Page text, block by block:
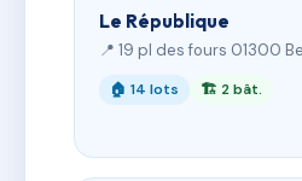
Le République
📍 19 pl des fours 01300
🏠 14 lots 🏗 2 bât.